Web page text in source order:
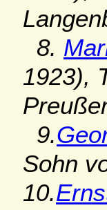
8.
1923),
9.
Sohn
10.